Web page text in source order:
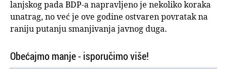
lanjskog pada BDP-a napravljeno je nekoliko koraka
unatrag, no već je ove godine ostvaren povratak na
raniju putanju smanjivanja javnog duga.
Obećajmo manje - isporučimo više!